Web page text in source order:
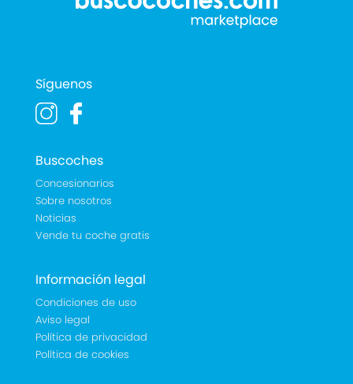
Síguenos
Buscoches
Concesionarios
Sobre nosotros
Noticias
Vende tu coche gratis
Información legal
Condiciones de uso
Aviso legal
Política de privacidad
Política de cookies